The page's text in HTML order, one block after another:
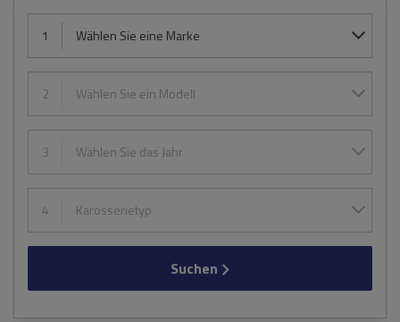
1 Wählen Sie eine Marke
2 Wählen Sie ein Modell
3 Wählen Sie das Jahr
4 Karosserietyp
Suchen